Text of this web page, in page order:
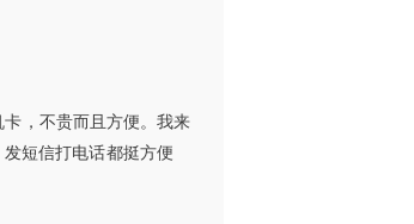
，不贵而且方便。我来
发短信打电话都挺方便